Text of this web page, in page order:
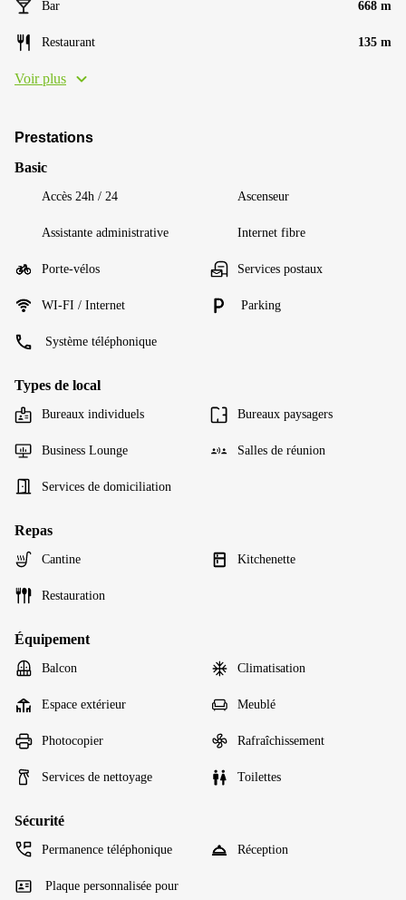
Bar 668 m
Restaurant 135 m
Voir plus
Prestations
Basic
Accès 24h / 24 Ascenseur
Assistante administrative Internet fibre
Porte-vélos Services postaux
WI-FI / Internet Parking
Système téléphonique
Types de local
Bureaux individuels Bureaux paysagers
Business Lounge Salles de réunion
Services de domiciliation
Repas
Cantine Kitchenette
Restauration
Équipement
Balcon Climatisation
Espace extérieur Meublé
Photocopier Rafraîchissement
Services de nettoyage Toilettes
Sécurité
Permanence téléphonique Réception
Plaque personnalisée pour